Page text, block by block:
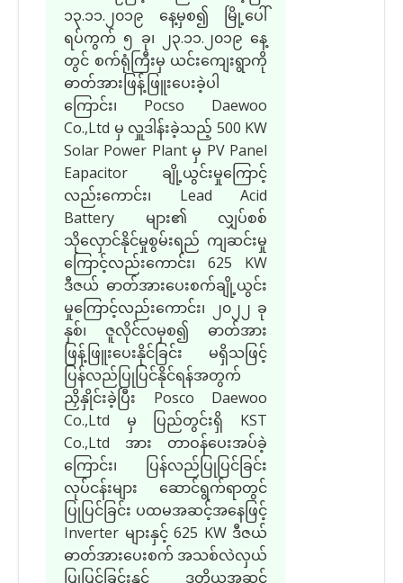
၁၃.၁၁.၂၀၁၉ နေ့မှစ၍ မြို့ပေါ်
ရပ်ကွက် ၅ ခု၊ ၂၃.၁၁.၂၀၁၉ နေ့
တွင် စက်ရုံကြီးမှ ယင်းကျေးရွာကို
ဓာတ်အားဖြန့်ဖြူးပေးခဲ့ပါ
ကြောင်း၊ Pocso Daewoo
Co.,Ltd မှ လှူဒါန်းခဲ့သည့် 500 KW
Solar Power Plant မှ PV Panel
Eapacitor ချို့ယွင်းမှုကြောင့်
လည်းကောင်း၊ Lead Acid
Battery များ၏ လျှပ်စစ်
သိုလှောင်နိုင်မှုစွမ်းရည် ကျဆင်းမှု
ကြောင့်လည်းကောင်း၊ 625 KW
ဒီဇယ် ဓာတ်အားပေးစက်ချို့ယွင်း
မှုကြောင့်လည်းကောင်း၊ ၂၀၂၂ ခု
နှစ်၊ ဇူလိုင်လမှစ၍ ဓာတ်အား
ဖြန့်ဖြူးပေးနိုင်ခြင်း မရှိသဖြင့်
ပြန်လည်ပြုပြင်နိုင်ရန်အတွက်
ညှိနှိုင်းခဲ့ပြီး Posco Daewoo
Co.,Ltd မှ ပြည်တွင်းရှိ KST
Co.,Ltd အား တာဝန်ပေးအပ်ခဲ့
ကြောင်း၊ ပြန်လည်ပြုပြင်ခြင်း
လုပ်ငန်းများ ဆောင်ရွက်ရာတွင်
ပြုပြင်ခြင်း ပထမအဆင့်အနေဖြင့်
Inverter များနှင့် 625 KW ဒီဇယ်
ဓာတ်အားပေးစက် အသစ်လဲလှယ်
ပြုပြင်ခြင်းနှင့် ဒုတိယအဆင့်